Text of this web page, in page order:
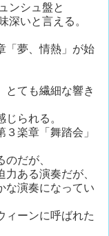
ンシュ盤と
深いと言える。
「夢、情熱」が始
とても繊細な響き
られる。
楽章「舞踏会」
だが、
ある演奏だが、
な演奏になってい
ィーンに呼ばれた